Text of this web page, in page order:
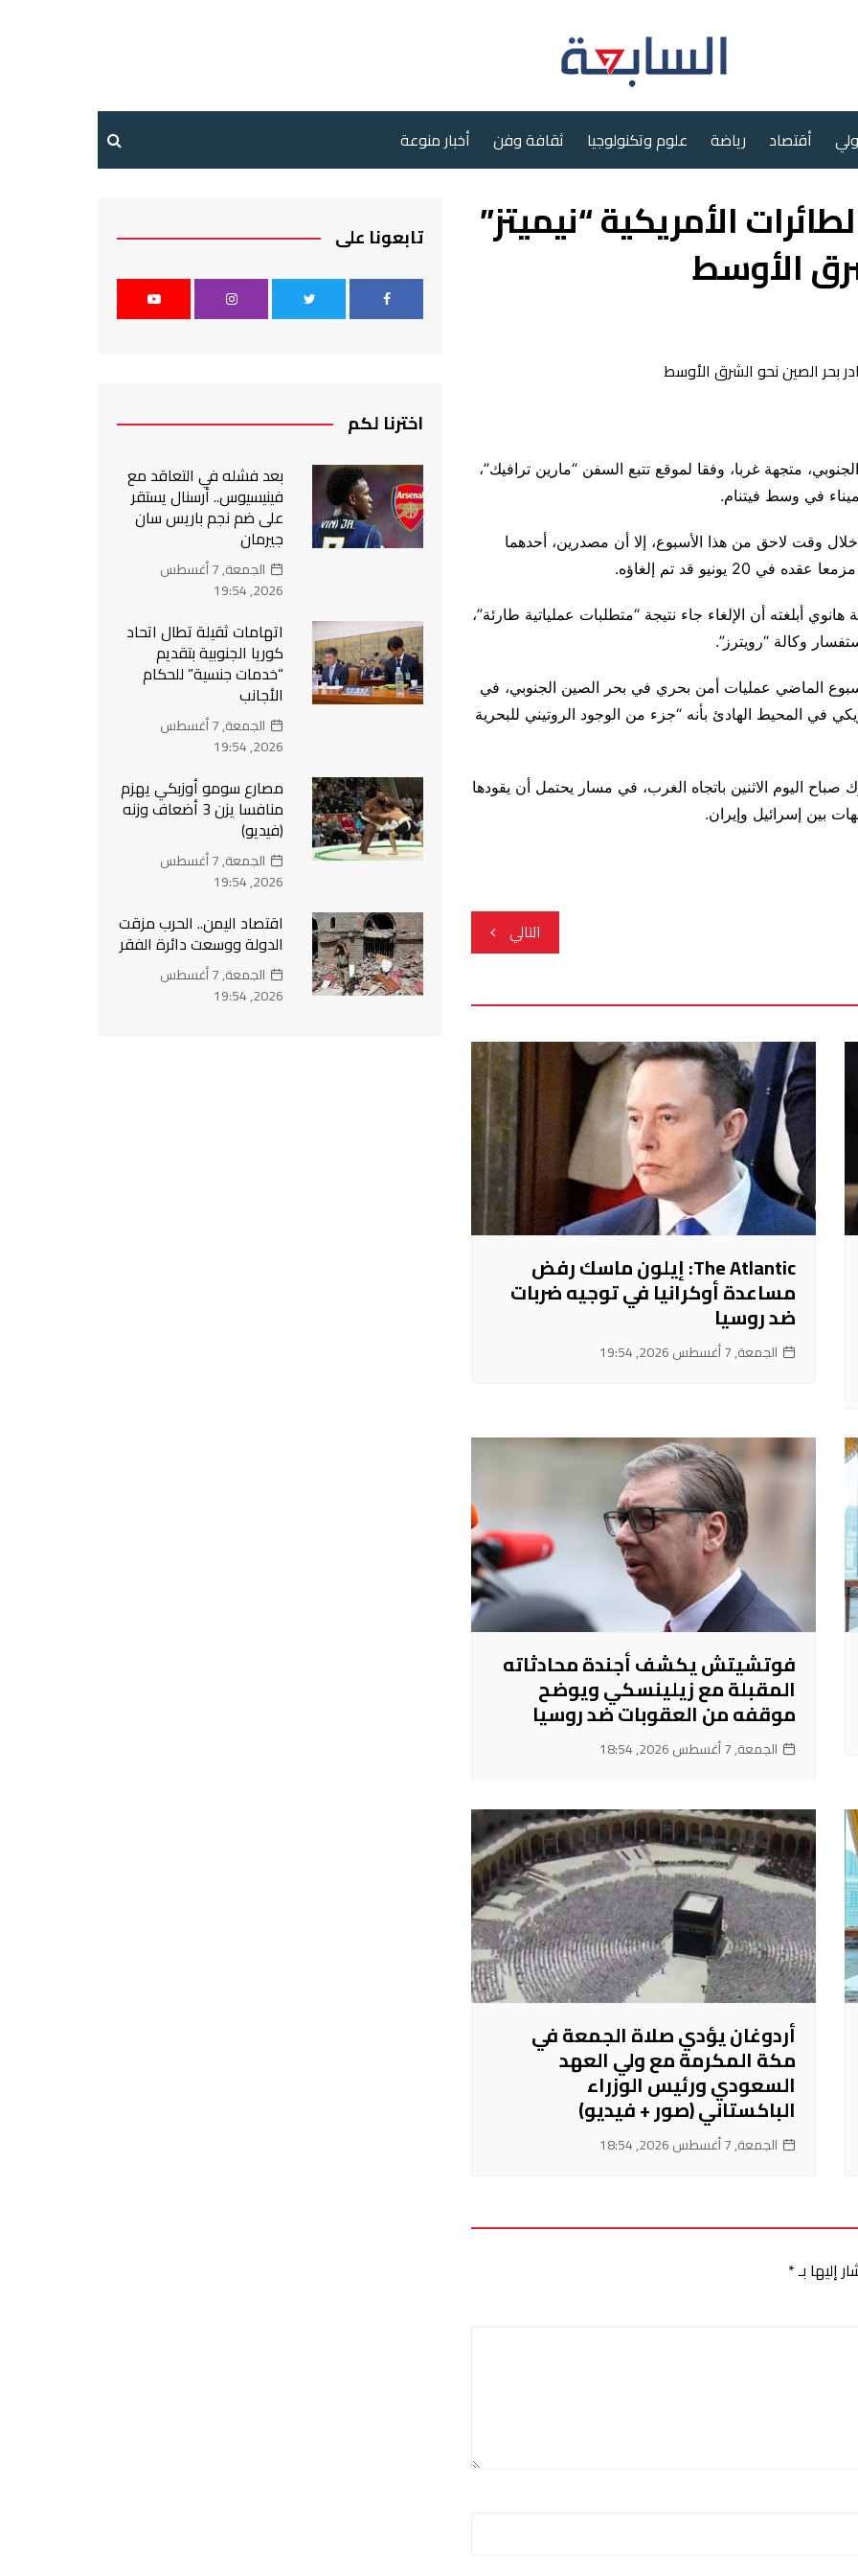
أقتصاد رياضة علوم وتكنولوجيا ثقافة وفن أخبار منوعة
الأمريكية “نيميتز”
الأوسط
متجهة غربا، وفقا لموقع تتبع السفن “مارين ترافيك”،
في وسط فيتنام.
وقت لاحق من هذا الأسبوع، إلا أن مصدرين، أحدهما
قد تم إلغاؤه.
أبلغته أن الإلغاء جاء نتيجة “متطلبات عملياتية طارئة”،
وكالة “رويترز”.
الماضي عمليات أمن بحري في بحر الصين الجنوبي، في
في المحيط الهادئ بأنه “جزء من الوجود الروتيني للبحرية
اليوم الاثنين باتجاه الغرب، في مسار يحتمل أن يقودها
بين إسرائيل وإيران.
التالي
The Atlantic: إيلون ماسك رفض
مساعدة أوكرانيا في توجيه ضربات
ضد روسيا
الجمعة, 7 أغسطس 2026, 19:54
فوتشيتش يكشف أجندة محادثاته
المقبلة مع زيلينسكي ويوضح
موقفه من العقوبات ضد روسيا
الجمعة, 7 أغسطس 2026, 18:54
أردوغان يؤدي صلاة الجمعة في
مكة المكرمة مع ولي العهد
السعودي ورئيس الوزراء
الباكستاني (صور + فيديو)
الجمعة, 7 أغسطس 2026, 18:54
إليها بـ*
تابعونا على
اخترنا لكم
بعد فشله في التعاقد مع
فينيسيوس.. أرسنال يستقر
على ضم نجم باريس سان
جيرمان
الجمعة, 7 أغسطس
2026, 19:54
اتهامات ثقيلة تطال اتحاد
كوريا الجنوبية بتقديم
“خدمات جنسية” للحكام
الأجانب
الجمعة, 7 أغسطس
2026, 19:54
مصارع سومو أوزبكي يهزم
منافسا يزن 3 أضعاف وزنه
(فيديو)
الجمعة, 7 أغسطس
2026, 19:54
اقتصاد اليمن.. الحرب مزقت
الدولة ووسعت دائرة الفقر
الجمعة, 7 أغسطس
2026, 19:54